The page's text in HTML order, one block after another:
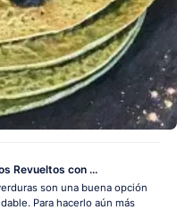
Revueltos con ...
son una buena opción
Para hacerlo aún más